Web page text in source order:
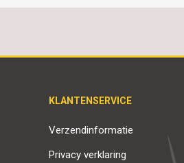
KLANTENSERVICE
Verzendinformatie
Privacy verklaring